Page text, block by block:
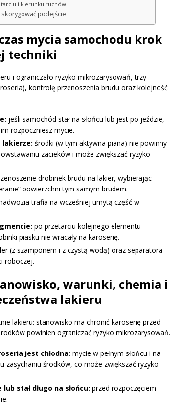
tarciu i kierunku ruchów
podejście
mycia samochodu krok
techniki
i ograniczało ryzyko mikrozarysowań, trzy
kontrolę przenoszenia brudu oraz kolejność
jeśli samochód stał na słońcu lub jest po jeździe,
rozpoczniesz mycie.
lakierze: środki (w tym aktywna piana) nie powinny
zacieków i może zwiększać ryzyko
drobinek brudu na lakier, wybierając
powierzchni tym samym brudem.
trafia na wcześniej umytą część w
po przetarciu kolejnego elementu
piasku nie wracały na karoserię.
(z szamponem i z czystą wodą) oraz separatora
roboczej.
warunki, chemia i
lakieru
lakieru: stanowisko ma chronić karoserię przed
powinien ograniczać ryzyko mikrozarysowań.
jest chłodna: mycie w pełnym słońcu i na
zasychaniu środków, co może zwiększać ryzyko
stał długo na słońcu: przed rozpoczęciem